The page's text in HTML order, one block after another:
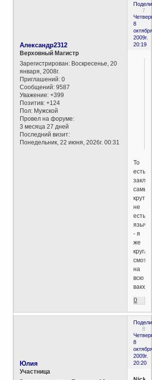
7
8
2009г.
20:19
Александр2312
Верховный Магистр
Зарегистрирован: Воскресенье, 20
января, 2008г.
Приглашений: 0
Сообщений: 9587
Уважение: +399
Позитив: +124
Пол: Мужской
Провел на форуме:
3 месяца 27 дней
Последний визит:
Понедельник, 22 июня, 2026г. 00:31
То
есть,
самые
не
есть
- я
же
кругло
на
всю
0
8
8
2009г.
20:20
Юлия
Участница